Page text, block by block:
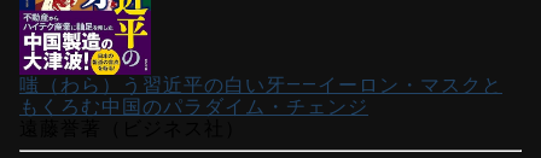
嗤（わら）う習近平の白い牙――イーロン・マスクと
もくろむ中国のパラダイム・チェンジ